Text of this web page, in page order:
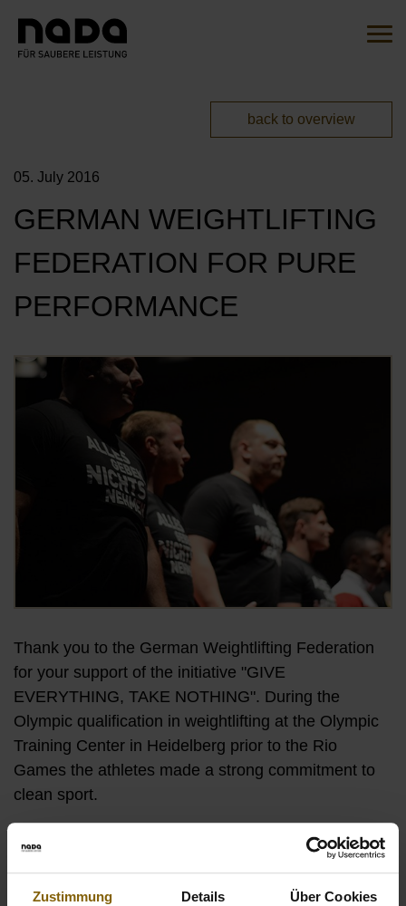
Zustimmung Details Über Cookies
OUR AMBASSADORS
OUR PARTNERS
back to overview
05. July 2016
GERMAN WEIGHTLIFTING
FEDERATION FOR PURE
PERFORMANCE
Thank you to the German Weightlifting Federation
for your support of the initiative "GIVE
EVERYTHING, TAKE NOTHING". During the
Olympic qualification in weightlifting at the Olympic
Training Center in Heidelberg prior to the Rio
Games the athletes made a strong commitment to
clean sport.
Dr. Christian Baumgartner - President of the German
reflects Germany's weightlifters attitude we take towards